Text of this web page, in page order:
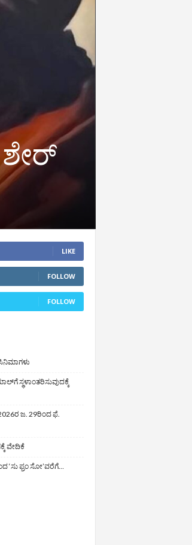
ಶೇರ್‌
LIKE
FOLLOW
FOLLOW
ಸ್ಥಳಾಂತರಿಸುವುದಕ್ಕೆ
ಜ. 29ರಿಂದ ಫೆ.
ವೇದಿಕೆ
‘ಸು ಫ್ರಂ ಸೋ’ವರೆಗೆ…